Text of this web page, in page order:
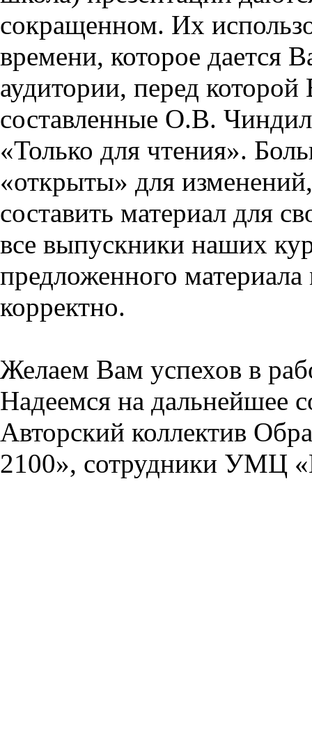
сокращенном. Их
времени, которое дается
аудитории, перед
составленные О.В.
«Только для чтения».
«открыты» для
составить материал для
все выпускники наших
предложенного
корректно.
Желаем Вам успехов в
Надеемся на дальнейшее
Авторский коллектив
2100», сотрудники УМЦ